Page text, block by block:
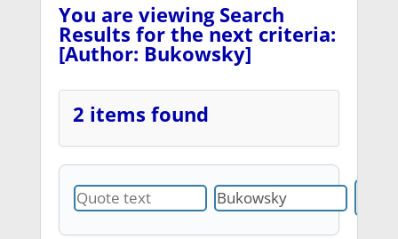
You are viewing Search
Results for the next criteria:
[Author: Bukowsky]
2 items found